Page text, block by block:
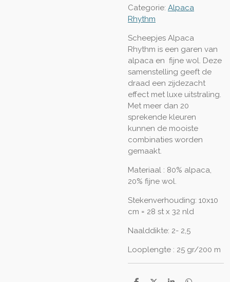
Categorie: Alpaca
Rhythm
Scheepjes Alpaca
Rhythm is een garen van
alpaca en fijne wol. Deze
samenstelling geeft de
draad een zijdezacht
effect met luxe uitstraling.
Met meer dan 20
sprekende kleuren
kunnen de mooiste
combinaties worden
gemaakt.
Materiaal : 80% alpaca,
20% fijne wol.
Stekenverhouding: 10x10
cm = 28 st x 32 nld
Naalddikte: 2- 2,5
Looplengte : 25 gr/200 m